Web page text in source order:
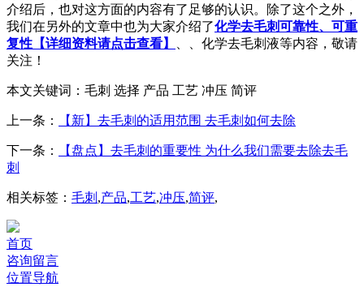
介绍后，也对这方面的内容有了足够的认识。除了这个之外，
我们在另外的文章中也为大家介绍了化学去毛刺可靠性、可重
复性【详细资料请点击查看】
、、化学去毛刺液等内容，敬请
关注！
本文关键词：毛刺 选择 产品 工艺 冲压 简评
上一条： 【新】去毛刺的适用范围 去毛刺如何去除
下一条：
【盘点】去毛刺的重要性 为什么我们需要去除去毛
刺
相关标签： 毛刺 ,产品,工艺,冲压,简评,
首页
咨询留言
位置导航